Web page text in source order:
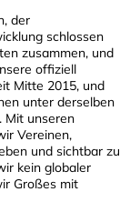
der
schlossen
zusammen, und
offiziell
Mitte 2015, und
unter derselben
Mit unseren
Vereinen,
und sichtbar zu
kein globaler
Großes mit